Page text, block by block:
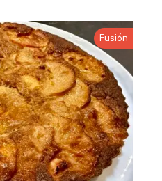
Fusión